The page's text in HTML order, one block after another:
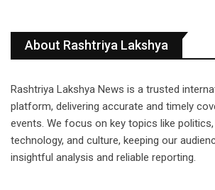
About Rashtriya Lakshya
Rashtriya Lakshya News is a trusted
platform, delivering accurate and timely
events. We focus on key topics like
technology, and culture, keeping our
insightful analysis and reliable reporting.